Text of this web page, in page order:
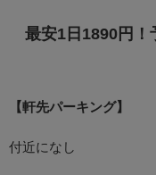
最安1日1890円！
【軒先パーキング】
付近になし